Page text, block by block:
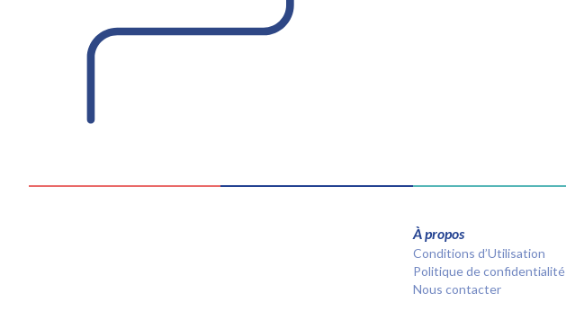
À propos
Conditions d’Utilisation
Politique de confidentialité
Nous contacter